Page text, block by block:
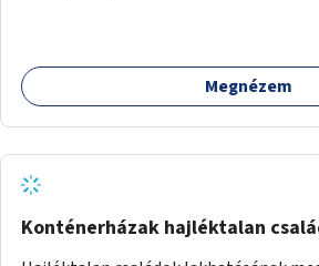
Megnézem
Konténerházak hajléktalan